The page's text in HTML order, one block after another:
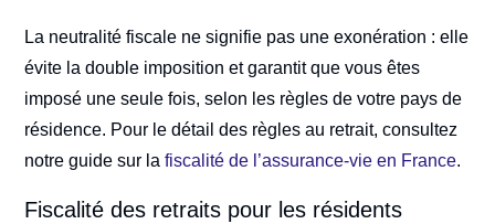
La neutralité fiscale ne signifie pas une exonération : elle
évite la double imposition et garantit que vous êtes
imposé une seule fois, selon les règles de votre pays de
résidence. Pour le détail des règles au retrait, consultez
notre guide sur lafiscalité de l’assurance-vie en France.
Fiscalité des retraits pour les résidents